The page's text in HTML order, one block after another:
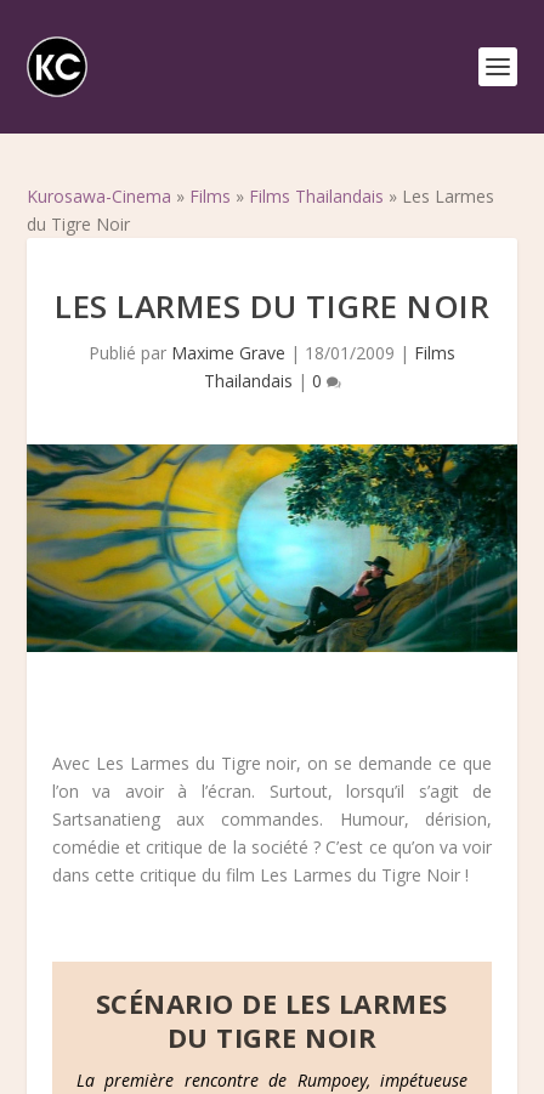
Kurosawa-Cinema » Films » Films Thailandais » Les Larmes
du Tigre Noir
LES LARMES DU TIGRE NOIR
Publié par Maxime Grave | 18/01/2009 | Films
Thailandais | 0
Avec Les Larmes du Tigre noir, on se demande ce que
l’on va avoir à l’écran. Surtout, lorsqu’il s’agit de
Sartsanatieng aux commandes. Humour, dérision,
comédie et critique de la société ? C’est ce qu’on va voir
dans cette critique du film Les Larmes du Tigre Noir !
SCÉNARIO DE LES LARMES
DU TIGRE NOIR
La première rencontre de Rumpoey, impétueuse